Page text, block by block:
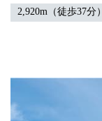
2,920m（徒歩37分）